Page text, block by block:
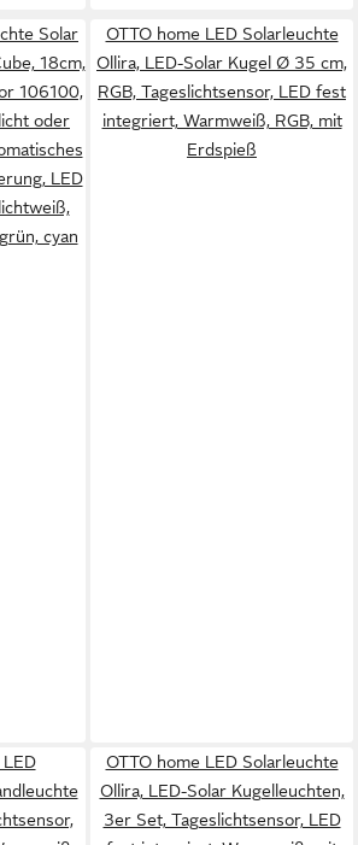
Solar
18cm,
106100,
oder
LED
cyan
OTTO home LED Solarleuchte
Ollira, LED-Solar Kugel Ø 35 cm,
RGB, Tageslichtsensor, LED fest
integriert, Warmweiß, RGB, mit
Erdspieß
OTTO home LED Solarleuchte
Ollira, LED-Solar Kugelleuchten,
3er Set, Tageslichtsensor, LED